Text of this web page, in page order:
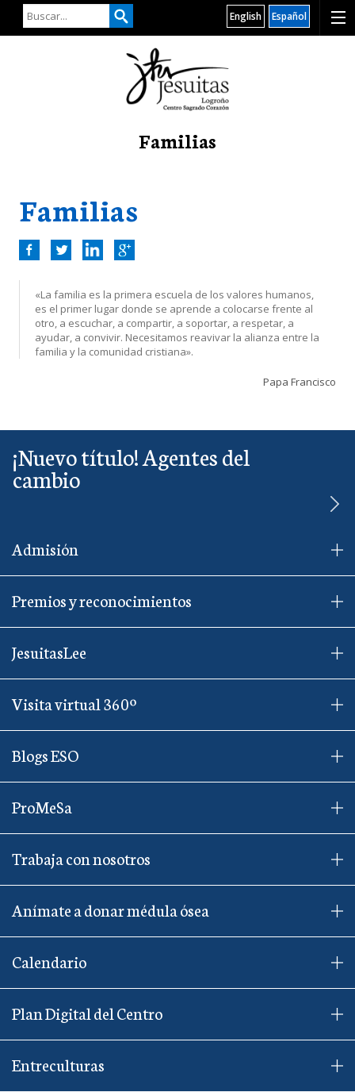
Español
English
Familias
Familias
«La familia es la primera escuela de los valores humanos,
es el primer lugar donde se aprende a colocarse frente al
otro, a escuchar, a compartir, a soportar, a respetar, a
ayudar, a convivir. Necesitamos reavivar la alianza entre la
familia y la comunidad cristiana».
Papa Francisco
¡Nuevo título! Agentes del
cambio
Admisión
Premios y reconocimientos
JesuitasLee
Visita virtual 360º
Blogs ESO
ProMeSa
Trabaja con nosotros
Anímate a donar médula ósea
Calendario
Plan Digital del Centro
Entreculturas